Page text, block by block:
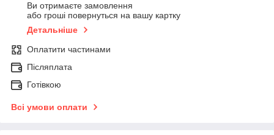
Ви отримаєте замовлення
або гроші повернуться на вашу картку
Детальніше
Оплатити частинами
Післяплата
Готівкою
Всі умови оплати